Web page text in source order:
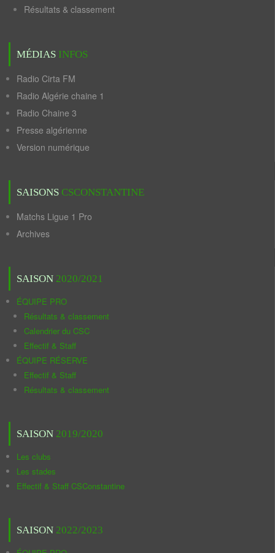
Résultats & classement
MÉDIAS INFOS
Radio Cirta FM
Radio Algérie chaine 1
Radio Chaine 3
Presse algérienne
Version numérique
SAISONS CSCONSTANTINE
Matchs Ligue 1 Pro
Archives
SAISON 2020/2021
ÉQUIPE PRO
Résultats & classement
Calendrier du CSC
Effectif & Staff
ÉQUIPE RÉSERVE
Effectif & Staff
Résultats & classement
SAISON 2019/2020
Les clubs
Les stades
Effectif & Staff CSConstantine
SAISON 2022/2023